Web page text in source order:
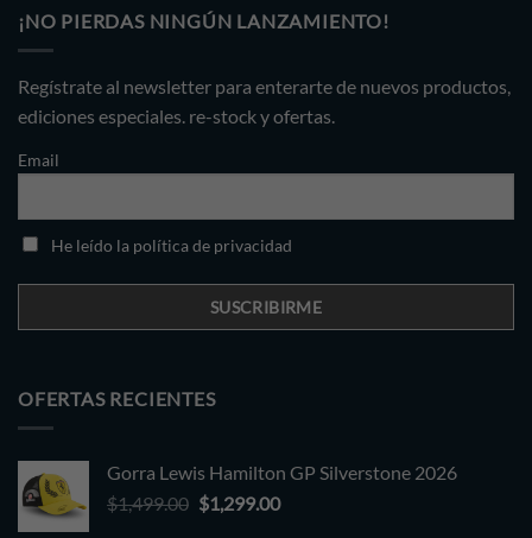
¡NO PIERDAS NINGÚN LANZAMIENTO!
Regístrate al newsletter para enterarte de nuevos productos,
ediciones especiales. re-stock y ofertas.
Email
He leído la política de privacidad
OFERTAS RECIENTES
Gorra Lewis Hamilton GP Silverstone 2026
$1,499.00 Original
$1,299.00Current